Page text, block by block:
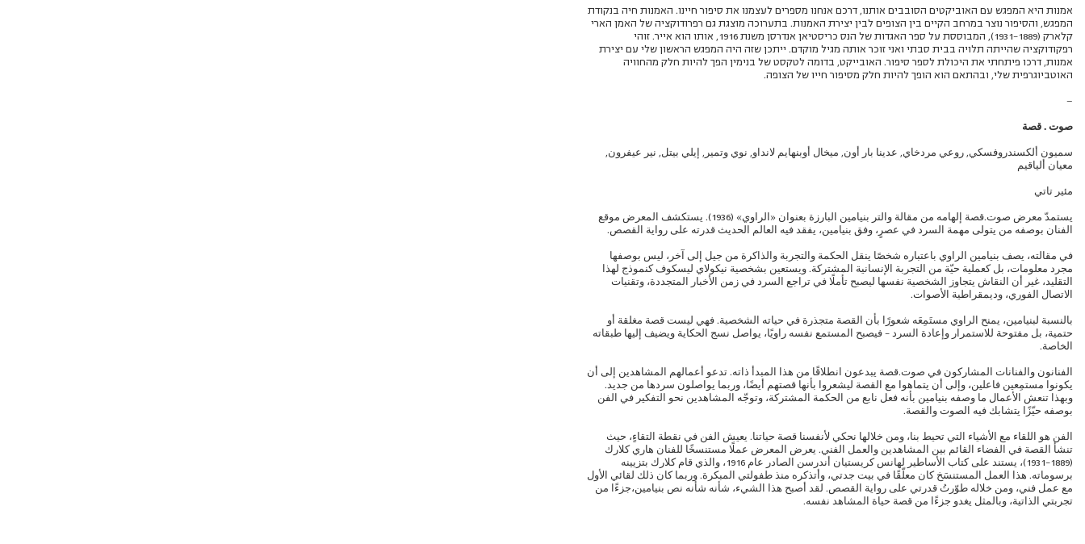
אמנות היא המפגש עם האוביקטים הסובבים אותנו, דרכם אנחנו מספרים לעצמנו את סיפור חיינו. האמנות חיה בנקודת
המפגש, והסיפור נוצר במרחב הקיים בין הצופים לבין יצירת האמנות. בתערוכה מוצגת גם רפרודוקציה של האמן הארי
קלארק (1931-1889), המבוססת על ספר האגדות של הנס כריסטיאן אנדרסן משנת 1916, אותו הוא אייר. זוהי
רפקודוקציה שהייתה תלויה בבית סבתי ואני זוכר אותה מגיל מוקדם. ייתכן שזה היה המפגש הראשון שלי עם יצירת
אמנות, דרכו פיתחתי את היכולת לספר סיפור. האובייקט, בדומה לטקסט של בנימין הפך להיות חלק מהחוויה
האוטביוגרפית שלי, ובהתאם הוא הופך להיות חלק מסיפור חייו של הצופה.
—
صوت . قصة
سميون ألكسندروفسكي, روعي مردخاي, عدينا بار أون, ميخال أوبنهايم لانداو, نوي وتمير, إيلي بيتل, نير عيفرون,
معيان ألياقيم
مئير تاتي
يستمدّ معرض صوت.قصة إلهامه من مقالة والتر بنيامين البارزة بعنوان «الراوي» (1936). يستكشف المعرض موقع
الفنان بوصفه من يتولى مهمة السرد في عصرٍ، وفق بنيامين، يفقد فيه العالم الحديث قدرته على رواية القصص.
في مقالته، يصف بنيامين الراوي باعتباره شخصًا ينقل الحكمة والتجربة والذاكرة من جيل إلى آخر، ليس بوصفها
مجرد معلومات، بل كعملية حيّة من التجربة الإنسانية المشتركة. ويستعين بشخصية نيكولاي ليسكوف كنموذج لهذا
التقليد، غير أن النقاش يتجاوز الشخصية نفسها ليصبح تأملًا في تراجع السرد في زمن الأخبار المتجددة، وتقنيات
الاتصال الفوري، وديمقراطية الأصوات.
بالنسبة لبنيامين، يمنح الراوي مستَمِعَه شعورًا بأن القصة متجذرة في حياته الشخصية. فهي ليست قصة مغلقة أو
حتمية، بل مفتوحة للاستمرار وإعادة السرد – فيصبح المستمع نفسه راويًا، يواصل نسج الحكاية ويضيف إليها طبقاته
الخاصة.
الفنانون والفنانات المشاركون في صوت.قصة يبدعون انطلاقًا من هذا المبدأ ذاته. تدعو أعمالهم المشاهدين إلى أن
يكونوا مستمِعين فاعلين، وإلى أن يتماهوا مع القصة ليشعروا بأنها قصتهم أيضًا، وربما يواصلون سردها من جديد.
وبهذا تنعش الأعمال ما وصفه بنيامين بأنه فعل نابع من الحكمة المشتركة، وتوجّه المشاهدين نحو التفكير في الفن
بوصفه حيّزًا يتشابك فيه الصوت والقصة.
الفن هو اللقاء مع الأشياء التي تحيط بنا، ومن خلالها نحكي لأنفسنا قصة حياتنا. يعيش الفن في نقطة التقاءٍ، حيث
تنشأ القصة في الفضاء القائم بين المشاهدين والعمل الفني. يعرض المعرض عملًا مستنسخًا للفنان هاري كلارك
(1889-1931)، يستند على كتاب الأساطير لهانس كريستيان أندرسن الصادر عام 1916، والذي قام كلارك بتزيينه
برسوماته. هذا العمل المستنسَخ كان معلّقًا في بيت جدتي، وأتذكره منذ طفولتي المبكرة. وربما كان ذلك لقائي الأول
مع عمل فني، ومن خلاله طوّرتُ قدرتي على رواية القصص. لقد أصبح هذا الشيء، شأنه شأنه نص بنيامين،جزءًا من
تجربتي الذاتية، وبالمثل يغدو جزءًا من قصة حياة المشاهد نفسه.